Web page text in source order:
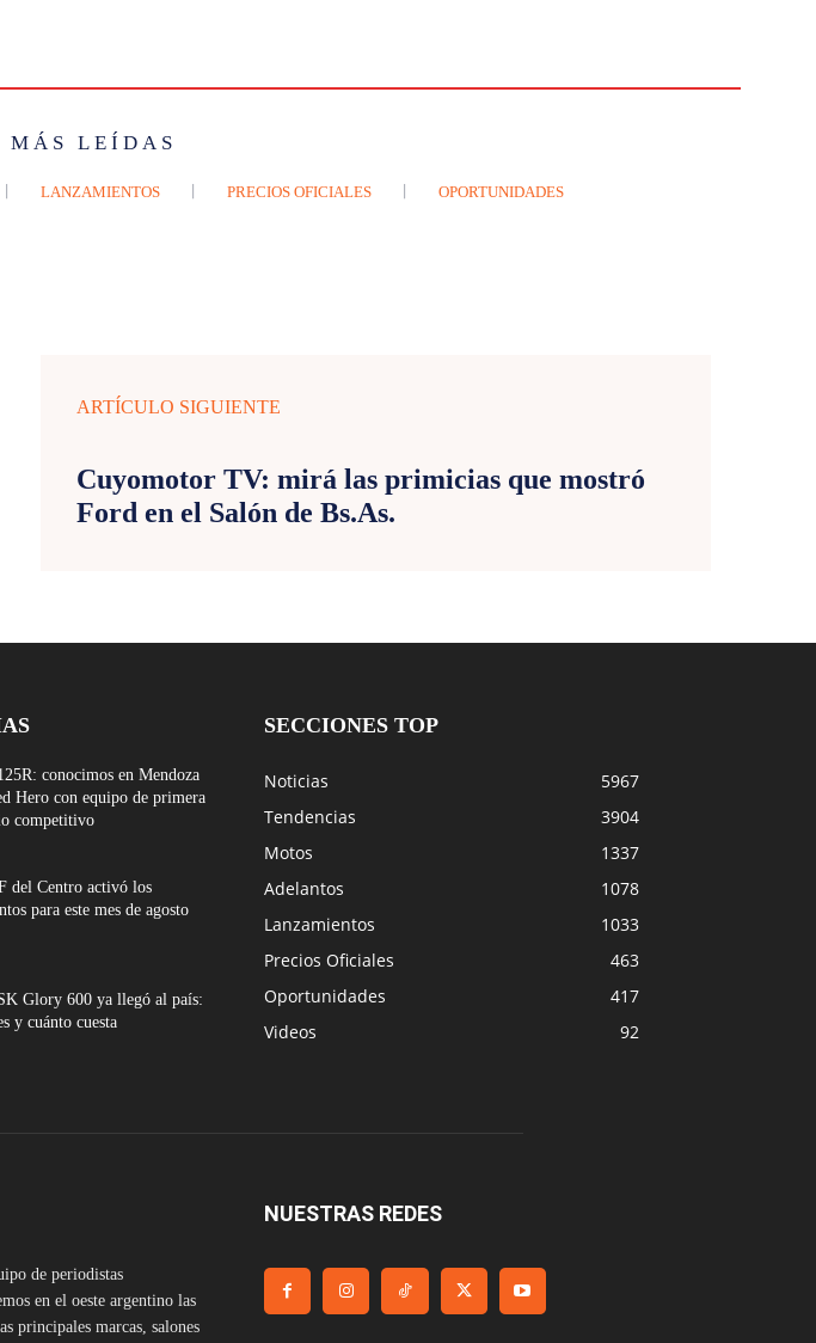
MÁS LEÍDAS
LANZAMIENTOS PRECIOS OFICIALES OPORTUNIDADES
ARTÍCULO SIGUIENTE
Cuyomotor TV: mirá las primicias que mostró
Ford en el Salón de Bs.As.
conocimos en Mendoza
Hero con equipo de primera
competitivo
del Centro activó los
para este mes de agosto
Glory 600 ya llegó al país:
y cuánto cuesta
SECCIONES TOP
Noticias
5967
Tendencias
3904
Motos
1337
Adelantos
1078
Lanzamientos
1033
Precios Oficiales
463
Oportunidades
417
Videos
92
de periodistas
en el oeste argentino las
principales marcas, salones
NUESTRAS REDES